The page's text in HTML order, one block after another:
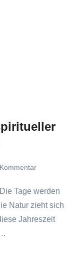
Kommentar
Natur zieht sich
Jahreszeit